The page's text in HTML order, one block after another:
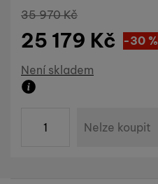
Dostupnost
Není skladem
Původní cena
35 970Kč
Sleva
10 791
(
-30 %
25 179 Kč
Nelze koupit